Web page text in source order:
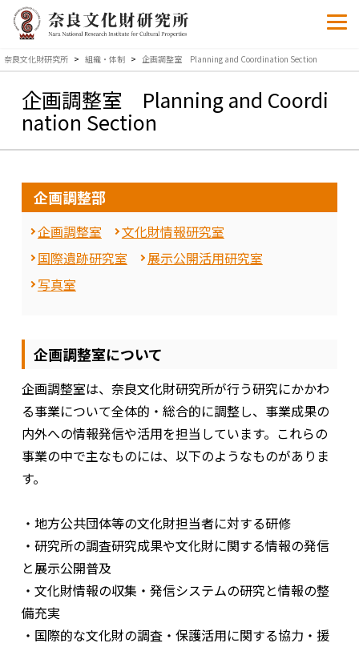
奈良文化財研究所 > 組織・体制 > 企画調整室 Planning and Coordination Section
企画調整室 Planning and Coordi
nation Section
企画調整部
企画調整室
文化財情報研究室
国際遺跡研究室
展示公開活用研究室
写真室
企画調整室について
企画調整室は、奈良文化財研究所が行う研究にかかわ
る事業について全体的・総合的に調整し、事業成果の
内外への情報発信や活用を担当しています。これらの
事業の中で主なものには、以下のようなものがありま
す。
・地方公共団体等の文化財担当者に対する研修
・研究所の調査研究成果や文化財に関する情報の発信
と展示公開普及
・文化財情報の収集・発信システムの研究と情報の整
備充実
・国際的な文化財の調査・保護活用に関する協力・援